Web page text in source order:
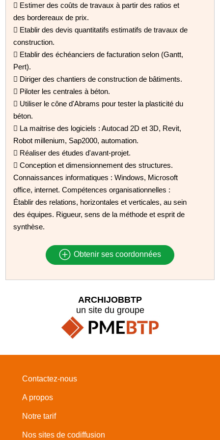
 Estimer des coûts de travaux à partir des ratios et
des bordereaux de prix.
 Etablir des devis quantitatifs estimatifs de travaux de
construction.
 Etablir des échéanciers de facturation selon (Gantt,
Pert).
 Diriger des chantiers de construction de bâtiments.
 Piloter les centrales à béton.
 Utiliser le cône d'Abrams pour tester la plasticité du
béton.
 La maitrise des logiciels : Autocad 2D et 3D, Revit,
Robot millenium, Sap2000, automation.
 Réaliser des études d'avant-projet.
 Conception et dimensionnement des structures.
Connaissances informatiques : Windows, Microsoft
office, internet. Compétences organisationnelles :
Établir des relations, horizontales et verticales, au sein
des équipes. Rigueur, sens de la méthode et esprit de
synthèse.
Obtenir ses coordonnées
ARCHIJOBBTP
un site du groupe
Contactez-nous
A propos
Notre tarif
Nos sites de codiffusion